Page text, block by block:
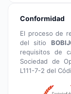
Conformidad
El proceso de
del sitio
requisitos de
Sociedad de
L111-7-2 del